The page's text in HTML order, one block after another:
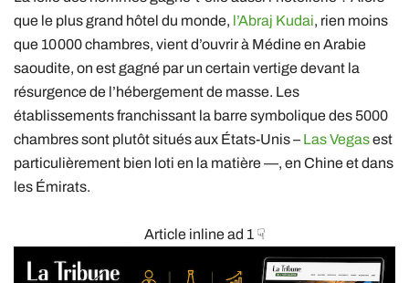
que le plus grand hôtel du monde, l’Abraj Kudai, rien moins
que 10 000 chambres, vient d’ouvrir à Médine en Arabie
saoudite, on est gagné par un certain vertige devant la
résurgence de l’hébergement de masse. Les
établissements franchissant la barre symbolique des 5000
chambres sont plutôt situés aux États-Unis – Las Vegasest
particulièrement bien loti en la matière —, en Chine et dans
les Émirats.
Article inline ad 1 ☟